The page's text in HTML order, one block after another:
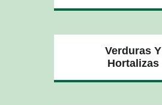
Verduras Y
Hortalizas